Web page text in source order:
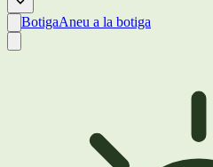
BotigaAneu a la botiga